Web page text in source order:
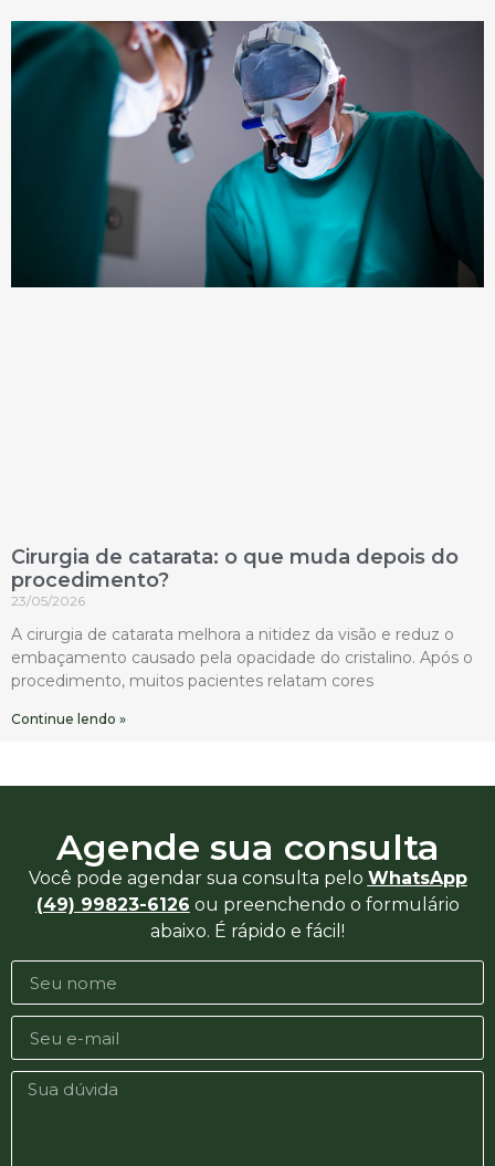
Cirurgia de catarata: o que muda depois do
procedimento?
23/05/2026
A cirurgia de catarata melhora a nitidez da visão e reduz o
embaçamento causado pela opacidade do cristalino. Após o
procedimento, muitos pacientes relatam cores
Continue lendo »
Agende sua consulta
Você pode agendar sua consulta pelo WhatsApp
(49) 99823-6126 ou preenchendo o formulário
abaixo. É rápido e fácil!